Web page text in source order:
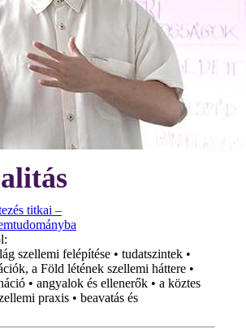
titkai –
szellemi felépítése • tudatszintek •
a Föld létének szellemi háttere •
• angyalok és ellenerők • a köztes
praxis • beavatás és